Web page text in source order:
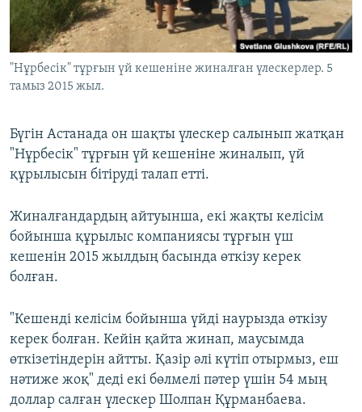
ЖАЗЫЛЫҢЫЗ
Басқа тілдерде
"Нұрбесік" тұрғын үй кешеніне жиналған үлескерлер. 5
тамыз 2015 жыл.
Бүгін Астанада он шақты үлескер салынып жатқан
"Нұрбесік" тұрғын үй кешеніне жиналып, үй
құрылысын бітіруді талап етті.
Жиналғандардың айтуынша, екі жақты келісім
бойынша құрылыс компаниясы тұрғын үш
кешенін 2015 жылдың басында өткізу керек
болған.
"Кешенді келісім бойынша үйді наурызда өткізу
керек болған. Кейін қайта жинап, маусымда
өткізетіндерін айтты. Қазір әлі күтіп отырмыз, еш
нәтиже жоқ" деді екі бөлмелі пәтер үшін 54 мың
доллар салған үлескер Шолпан Құрманбаева.